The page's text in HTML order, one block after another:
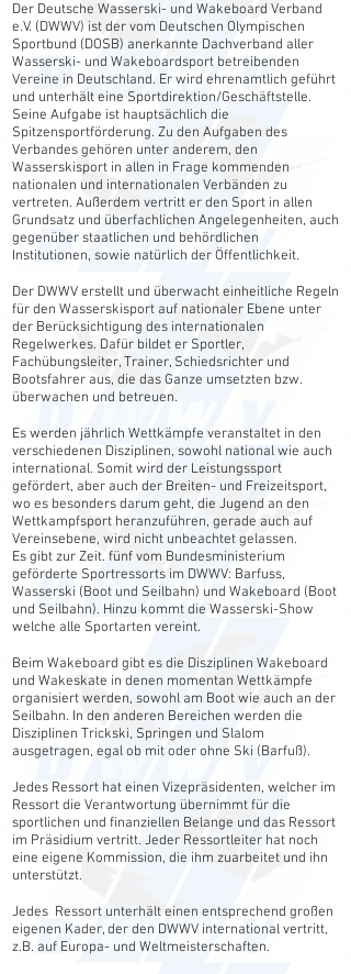
Förderverein
Der Deutsche Wasserski- und Wakeboard Verband
e.V. (DWWV) ist der vom Deutschen Olympischen
Sportbund (DOSB) anerkannte Dachverband aller
Wasserski- und Wakeboardsport betreibenden
Vereine in Deutschland. Er wird ehrenamtlich geführt
und unterhält eine Sportdirektion/Geschäftstelle.
Seine Aufgabe ist hauptsächlich die
Spitzensportförderung. Zu den Aufgaben des
Verbandes gehören unter anderem, den
Wasserskisport in allen in Frage kommenden
nationalen und internationalen Verbänden zu
vertreten. Außerdem vertritt er den Sport in allen
Grundsatz und überfachlichen Angelegenheiten, auch
gegenüber staatlichen und behördlichen
Institutionen, sowie natürlich der Öffentlichkeit.
Der DWWV erstellt und überwacht einheitliche Regeln
für den Wasserskisport auf nationaler Ebene unter
der Berücksichtigung des internationalen
Regelwerkes. Dafür bildet er Sportler,
Fachübungsleiter, Trainer, Schiedsrichter und
Bootsfahrer aus, die das Ganze umsetzten bzw.
überwachen und betreuen.
Es werden jährlich Wettkämpfe veranstaltet in den
verschiedenen Disziplinen, sowohl national wie auch
international. Somit wird der Leistungssport
gefördert, aber auch der Breiten- und Freizeitsport,
wo es besonders darum geht, die Jugend an den
Wettkampfsport heranzuführen, gerade auch auf
Vereinsebene, wird nicht unbeachtet gelassen.
Es gibt zur Zeit. fünf vom Bundesministerium
geförderte Sportressorts im DWWV: Barfuss,
Wasserski (Boot und Seilbahn) und Wakeboard (Boot
und Seilbahn). Hinzu kommt die Wasserski-Show
welche alle Sportarten vereint.
Beim Wakeboard gibt es die Disziplinen Wakeboard
und Wakeskate in denen momentan Wettkämpfe
organisiert werden, sowohl am Boot wie auch an der
Seilbahn. In den anderen Bereichen werden die
Disziplinen Trickski, Springen und Slalom
ausgetragen, egal ob mit oder ohne Ski (Barfuß).
Jedes Ressort hat einen Vizepräsidenten, welcher im
Ressort die Verantwortung übernimmt für die
sportlichen und finanziellen Belange und das Ressort
im Präsidium vertritt. Jeder Ressortleiter hat noch
eine eigene Kommission, die ihm zuarbeitet und ihn
unterstützt.
Jedes Ressort unterhält einen entsprechend großen
eigenen Kader, der den DWWV international vertritt,
z.B. auf Europa- und Weltmeisterschaften.